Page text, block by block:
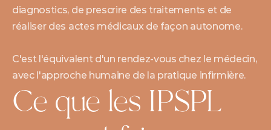
diagnostics, de prescrire des traitements et de
réaliser des actes médicaux de façon autonome.
C'est l'équivalent d'un rendez-vous chez le médecin,
avec l'approche humaine de la pratique infirmière.
Ce que les IPSPL